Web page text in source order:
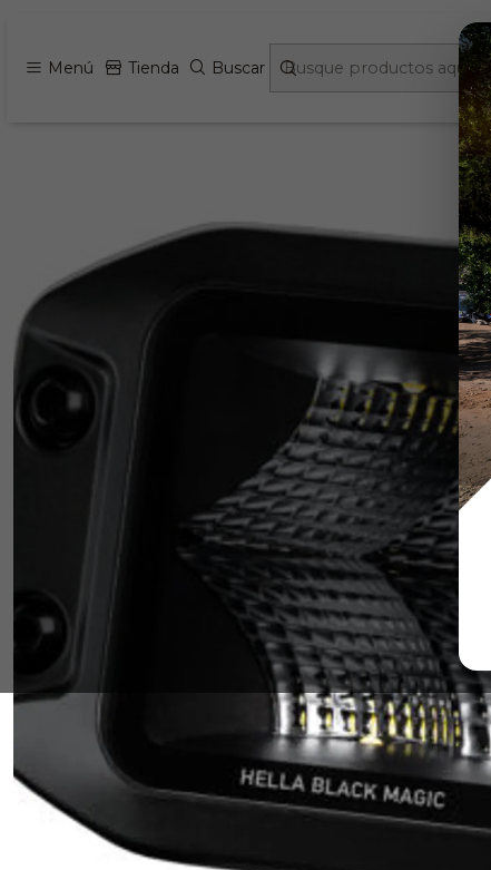
Menú Tienda Buscar
Exterior Camper